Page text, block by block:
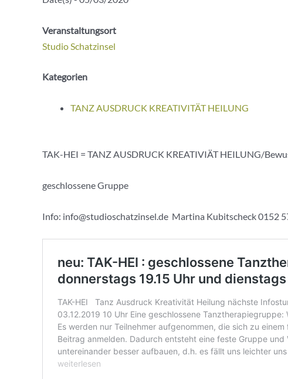
Veranstaltungsort
Studio Schatzinsel
Kategorien
TANZ AUSDRUCK KREATIVITÄT HEILUNG
TAK-HEI = TANZ AUSDRUCK KREATIVIÄT HEILUNG/
geschlossene Gruppe
Info: info@studioschatzinsel.de Martina Kubitscheck 0152